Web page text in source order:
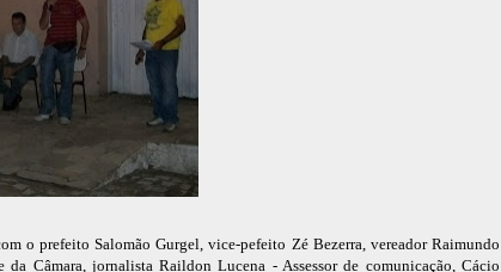
o prefeito Salomão Gurgel, vice-pefeito Zé Bezerra, vereador Raimundo
da Câmara, jornalista Raildon Lucena - Assessor de comunicação, Cácio